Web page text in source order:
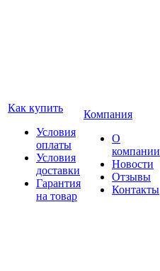
Как купить
Условия
оплаты
Условия
доставки
Гарантия
на товар
Компания
О
компании
Новости
Отзывы
Контакты